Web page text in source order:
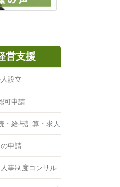
営支援
設立
可申請
・給与計算・求人
申請
事制度コンサル